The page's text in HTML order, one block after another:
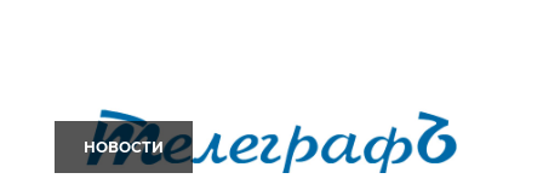
НОВОСТИ